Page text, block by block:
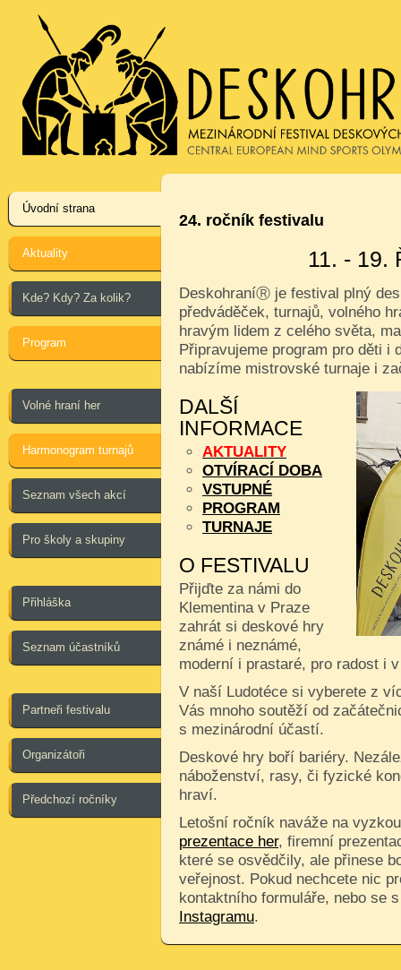
Úvodní strana
Aktuality
Kde? Kdy? Za kolik?
Program
Volné hraní her
Harmonogram turnajů
Seznam všech akcí
Pro školy a skupiny
Přihláška
Seznam účastníků
Partneři festivalu
Organizátoři
Předchozí ročníky
24. ročník festivalu
11. - 19.
DeskohraníⓇ je festival plný
předváděček, turnajů, volného
hravým lidem z celého světa,
Připravujeme program pro děti i
nabízíme mistrovské turnaje i
DALŠÍ
INFORMACE
AKTUALITY
OTVÍRACÍ DOBA
VSTUPNÉ
PROGRAM
TURNAJE
O FESTIVALU
Přijďte za námi do
Klementina v Praze
zahrát si deskové hry
známé i neznámé,
moderní i prastaré, pro radost i
V naší Ludotéce si vyberete z
Vás mnoho soutěží od
s mezinárodní účastí.
Deskové hry boří bariéry.
náboženství, rasy, či fyzické
hraví.
Letošní ročník naváže na
prezentace her, firemní
které se osvědčily, ale přinese
veřejnost. Pokud nechcete nic
kontaktního formuláře, nebo se
Instagramu.